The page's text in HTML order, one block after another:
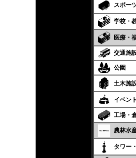
スポー
学校・
医療・
交通施
公園
土木施
イベン
工場・
農林水
タワー